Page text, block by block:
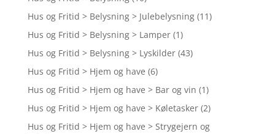
Hus og Fritid > Belysning > Julebelysning (11)
Hus og Fritid > Belysning > Lamper (1)
Hus og Fritid > Belysning > Lyskilder (43)
Hus og Fritid > Hjem og have (6)
Hus og Fritid > Hjem og have > Bar og vin (1)
Hus og Fritid > Hjem og have > Køletasker (2)
Hus og Fritid > Hjem og have > Strygejern og